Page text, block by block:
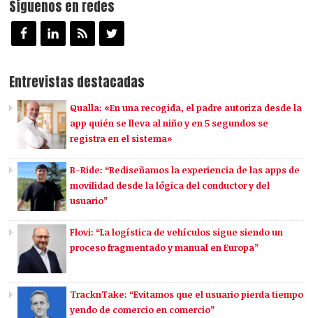
Síguenos en redes
Entrevistas destacadas
Qualla: «En una recogida, el padre autoriza desde la
app quién se lleva al niño y en 5 segundos se
registra en el sistema»
B-Ride: “Rediseñamos la experiencia de las apps de
movilidad desde la lógica del conductor y del
usuario”
Flovi: “La logística de vehículos sigue siendo un
proceso fragmentado y manual en Europa”
TracknTake: “Evitamos que el usuario pierda tiempo
yendo de comercio en comercio”